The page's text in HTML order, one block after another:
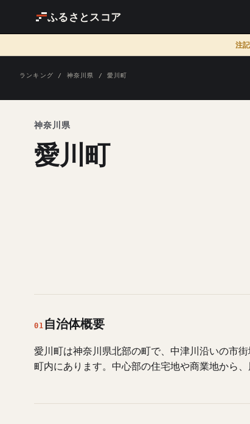
ふるさとスコア
注記
ランキング / 神奈川県 / 愛川町
神奈川県
愛川町
01 自治体概要
愛川町は神奈川県北部の町で、中津川沿いの市
町内にあります。中心部の住宅地や商業地から